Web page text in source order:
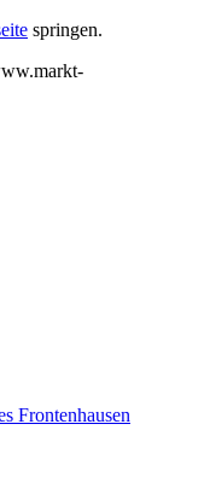
springen.